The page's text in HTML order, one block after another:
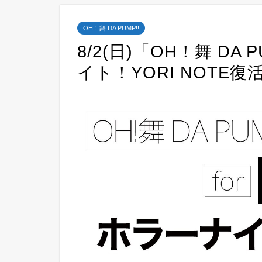
OH！舞 DA PUMP!!
8/2(日)「OH！舞 DA
イト！YORI NOTE復